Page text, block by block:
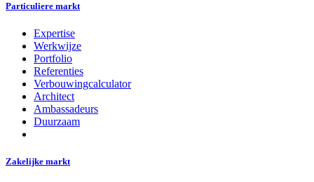
Particuliere markt
Expertise
Werkwijze
Portfolio
Referenties
Verbouwingcalculator
Architect
Ambassadeurs
Duurzaam
Zakelijke markt